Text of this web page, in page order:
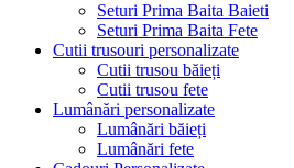
Seturi Prima Baita Baieti
Seturi Prima Baita Fete
Cutii trusouri personalizate
Cutii trusou băieți
Cutii trusou fete
Lumânări personalizate
Lumânări băieți
Lumânări fete